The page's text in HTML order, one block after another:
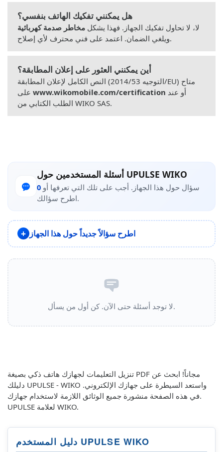
هل يمكنني تفكيك الهاتف بنفسي؟
لا، لا تحاول تفكيك الجهاز. فهذا يشكل مخاطر صدمة كهربائية
ويلغي الضمان. اعتمد على فني محترف لأي إصلاح.
أين يمكنني العثور على إعلان المطابقة؟
النص الكامل لإعلان المطابقة (التوجيه 2014/53/EU) متاح
www.wikomobile.com/certification
الطلب الكتابي من WIKO SAS.
أسئلة المستخدمين حول UPULSE WIKO
0
اطرح سؤالك.
اطرح سؤالاً جديداً حول هذا الجهاز
لا توجد أسئلة حتى الآن. كن أول من يسأل.
تنزيل التعليمات لجهازك هاتف ذكي بصيغة PDF مجاناً! ابحث عن
دليلك UPULSE - WIKO واستعد السيطرة على جهازك الإلكتروني.
في هذه الصفحة منشورة جميع الوثائق اللازمة لاستخدام جهازك.
UPULSE لعلامة WIKO.
دليل المستخدم UPULSE WIKO